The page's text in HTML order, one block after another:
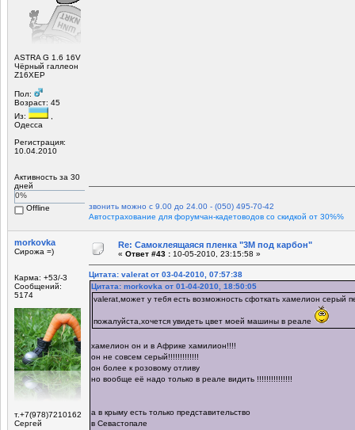
ASTRA G 1.6 16V
Чёрный галлеон
Z16ХЕР
Пол:
Возраст: 45
Из:
Одесса
Регистрация:
10.04.2010
Активность за 30
дней
0%
Offline
звонить можно с 9.00 до 24.00 - (050) 495-70-42
Автострахование для форумчан-кадетоводов со скидкой от 30%%
morkovka
Сирожа =)
Карма: +53/-3
Сообщений:
5174
т.+7(978)7210162
Сергей
Re: Самоклеящаяся пленка "3М под карбон"
« Ответ #43 : 10-05-2010, 23:15:58 »
Цитата: valerat от 03-04-2010, 07:57:38
Цитата: morkovka от 01-04-2010, 18:50:05
valerat,может у тебя есть возможность сфоткать хамелион серый
пожалуйста,хочется увидеть цвет моей машины в реале
хамелион он и в Африке хамилион!!!!
он не совсем серый!!!!!!!!!!!!!
он более к розовому отливу
но вообще её надо только в реале видить !!!!!!!!!!!!!!!
а в крыму есть только представительство
в Севастопале